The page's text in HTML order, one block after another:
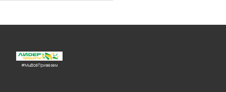
#МыВсёПривезем